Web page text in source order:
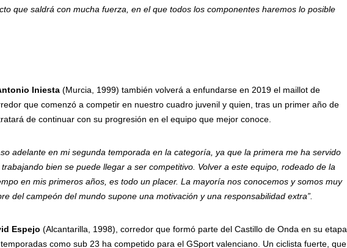
que saldrá con mucha fuerza, en el que todos los componentes haremos lo posible
Iniesta (Murcia, 1999) también volverá a enfundarse en 2019 el maillot de
que comenzó a competir en nuestro cuadro juvenil y quien, tras un primer año de
de continuar con su progresión en el equipo que mejor conoce.
adelante en mi segunda temporada en la categoría, ya que la primera me ha servido
bien se puede llegar a ser competitivo. Volver a este equipo, rodeado de la
en mis primeros años, es todo un placer. La mayoría nos conocemos y somos muy
del campeón del mundo supone una motivación y una responsabilidad extra”.
Espejo (Alcantarilla, 1998), corredor que formó parte del Castillo de Onda en su etapa
como sub 23 ha competido para el GSport valenciano. Un ciclista fuerte, que